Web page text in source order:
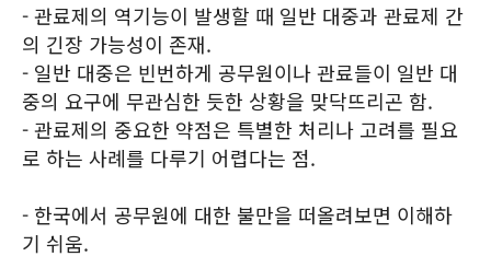
- 관료제의 역기능이 발생할 때 일반 대중과 관료제 간
의 긴장 가능성이 존재.
- 일반 대중은 빈번하게 공무원이나 관료들이 일반 대
중의 요구에 무관심한 듯한 상황을 맞닥뜨리곤 함.
- 관료제의 중요한 약점은 특별한 처리나 고려를 필요
로 하는 사례를 다루기 어렵다는 점.
- 한국에서 공무원에 대한 불만을 떠올려보면 이해하
기 쉬움.